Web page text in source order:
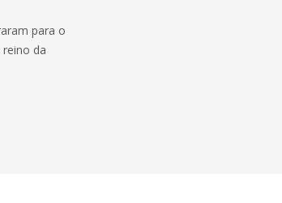
para o
da